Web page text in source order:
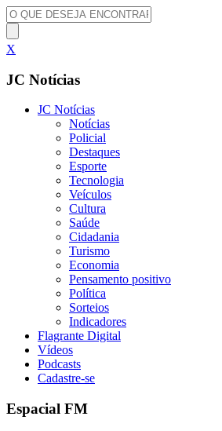
X
JC Notícias
JC Notícias
Notícias
Policial
Destaques
Esporte
Tecnologia
Veículos
Cultura
Saúde
Cidadania
Turismo
Economia
Pensamento positivo
Política
Sorteios
Indicadores
Flagrante Digital
Vídeos
Podcasts
Cadastre-se
Espacial FM